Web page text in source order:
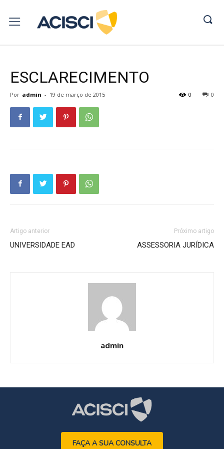
ESCLARECIMENTO
Por admin - 19 de março de 2015 0
0
Artigo anterior
UNIVERSIDADE EAD
Próximo artigo
ASSESSORIA JURÍDICA
admin
FAÇA A SUA CONSULTA